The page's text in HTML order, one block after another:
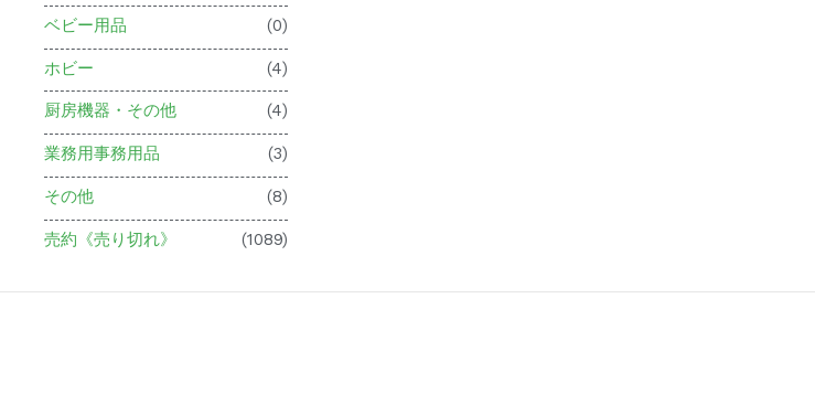
ベビー用品 (0)
ホビー (4)
厨房機器・その他 (4)
業務用事務用品 (3)
その他 (8)
売約《売り切れ》 (1089)